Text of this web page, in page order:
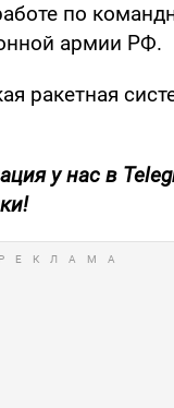
по
армии РФ.
ракетная
у нас в